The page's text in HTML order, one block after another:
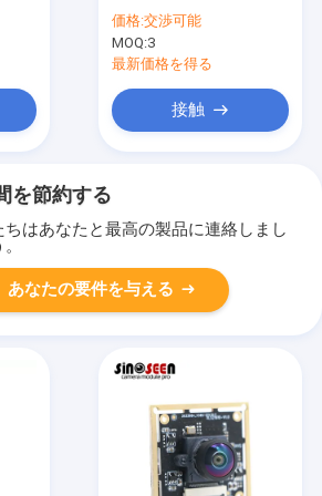
センサー
価格:交渉可能
MOQ:3
最新価格を得る
接触
を節約する
ちはあなたと最高の製品に連絡しまし
あなたの要件を与える